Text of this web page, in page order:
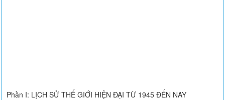
Phần I: LỊCH SỬ THẾ GIỚI HIỆN ĐẠI TỪ 1945 ĐẾN NAY